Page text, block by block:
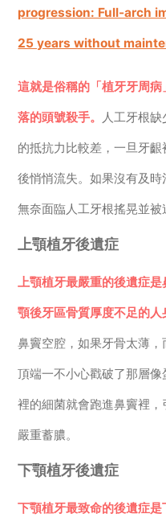
progression: Full-arch
25 years without
這就是俗稱的「植牙牙周
落的頭號殺手。
人工牙根
的抵抗力比較差，一旦牙
後悄悄流失。如果沒有及
無奈面臨人工牙根搖晃並被
上顎植牙後遺症
上顎植牙最嚴重的後遺症
顎後牙區骨質厚度不足的人
鼻竇空腔，如果牙骨太薄
頂端一不小心戳破了那層
裡的細菌就會跑進鼻竇裡
嚴重蓄膿。
下顎植牙後遺症
下顎植牙最致命的後遺症